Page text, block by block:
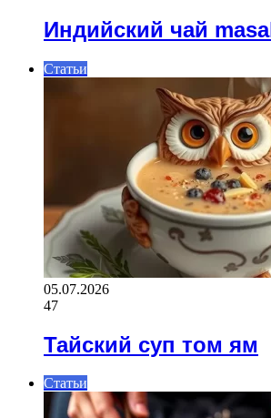
Индийский чай
Статьи
05.07.2026
47
Тайский суп том ям
Статьи